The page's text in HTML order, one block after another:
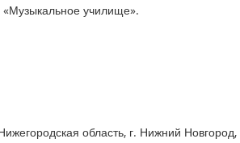
училище».
область, г. Нижний